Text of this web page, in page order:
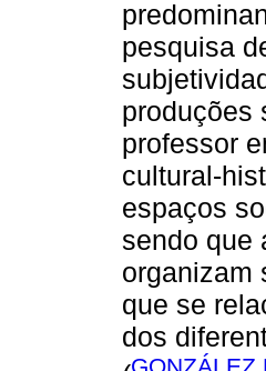
pesquisa
produções
professor
cultural-
espaços
sendo que
organizam
que se
dos
GONZÁLEZ